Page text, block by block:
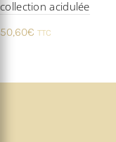
collection acidulée
50,60€ TTC